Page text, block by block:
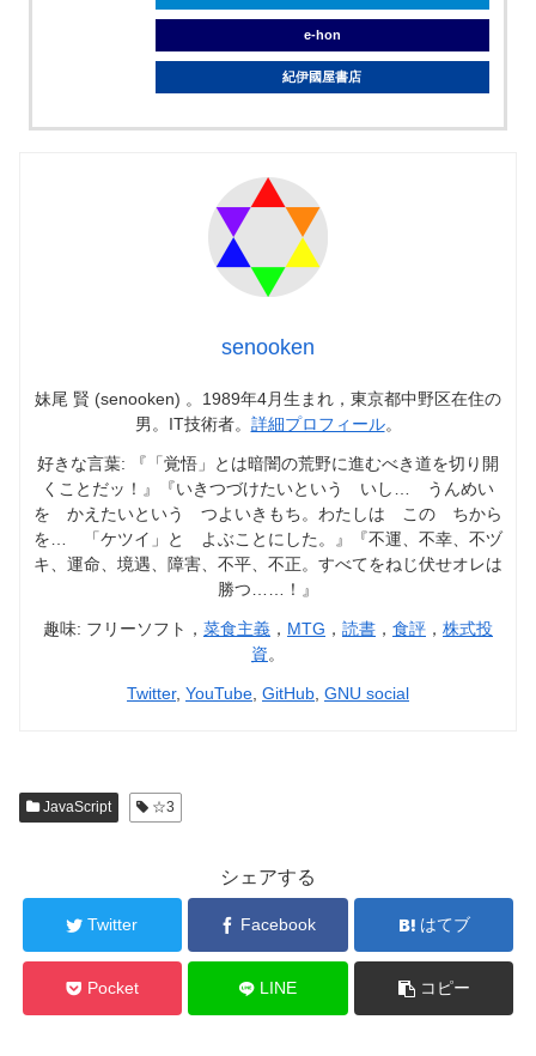
e-hon
紀伊國屋書店
senooken
妹尾 賢 (senooken) 。1989年4月生まれ，東京都中野区在住の
男。IT技術者。 詳細プロフィール。
好きな言葉: 『「覚悟」とは暗闇の荒野に進むべき道を切り開
くことだッ！』『いきつづけたいという いし… うんめい
を かえたいという つよいきもち。わたしは この ちから
を… 「ケツイ」と よぶことにした。』『不運、不幸、不ヅ
キ、運命、境遇、障害、不平、不正。すべてをねじ伏せオレは
勝つ……！』
趣味: フリーソフト， 菜食主義 ， MTG ， 読書 ， 食評 ， 株式投
資。
Twitter, YouTube GitHub GNU social
JavaScript ☆3
シェアする
Twitter Facebook はてブ
Pocket LINE コピー